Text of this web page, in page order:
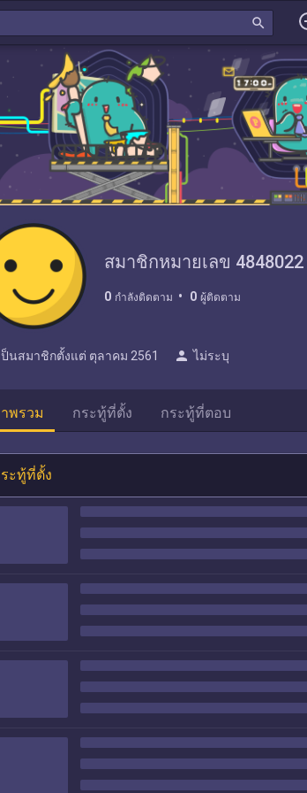
search
สมาชิกหมายเลข 4848022
0 กำลังติดตาม 0 ผู้ติดตาม
ป็นสมาชิกตั้งแต่ ตุลาคม 2561 person ไม่ระบุ
พรวม กระทู้ที่ตั้ง กระทู้ที่ตอบ
ะทู้ที่ตั้ง